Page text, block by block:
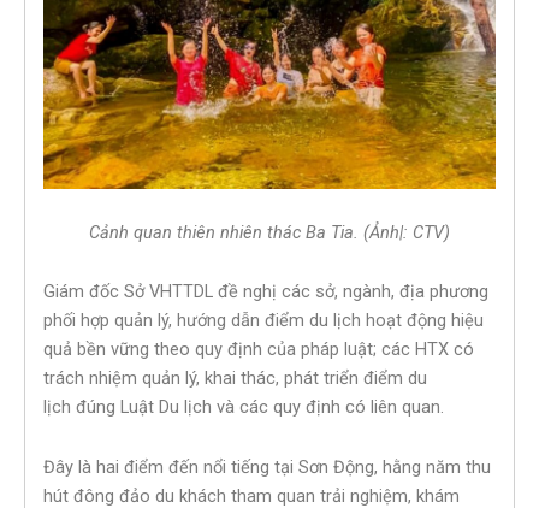
Cảnh quan thiên nhiên thác Ba Tia. (Ảnh|: CTV)
Giám đốc Sở VHTTDL đề nghị các sở, ngành, địa phương
phối hợp quản lý, hướng dẫn điểm du lịch hoạt động hiệu
quả bền vững theo quy định của pháp luật; các HTX có
trách nhiệm quản lý, khai thác, phát triển điểm du
lịch đúng Luật Du lịch và các quy định có liên quan.
Đây là hai điểm đến nổi tiếng tại Sơn Động, hằng năm thu
hút đông đảo du khách tham quan trải nghiệm, khám